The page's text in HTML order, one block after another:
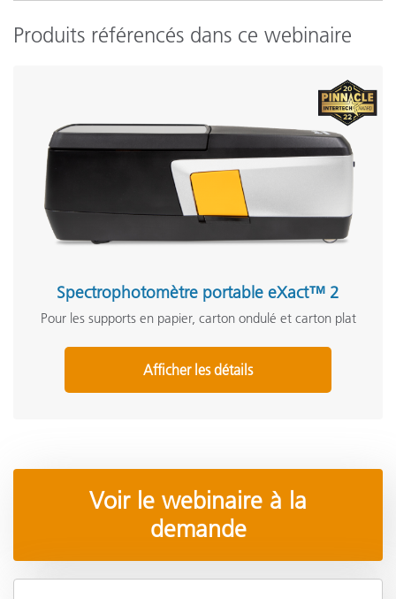
Produits référencés dans ce webinaire
Spectrophotomètre portable eXact™ 2
Pour les supports en papier, carton ondulé et carton plat
Afficher les détails
Voir le webinaire à la
demande